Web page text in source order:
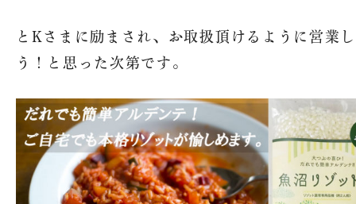
とKさまに励まされ、お取扱頂けるように営業
う！と思った次第です。